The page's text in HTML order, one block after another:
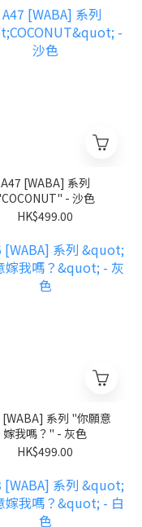
A47 [WABA] 系列
"COCONUT" - 沙色
HK$499.00
嫁我嗎？" - 灰色
HK$499.00